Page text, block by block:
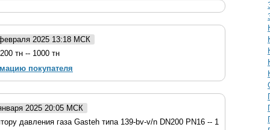
2025 13:18 МСК
тн -- 1000 тн
покупателя
2025 20:05 МСК
давления газа Gasteh типа 139-bv-v/n DN200 PN16 -- 1